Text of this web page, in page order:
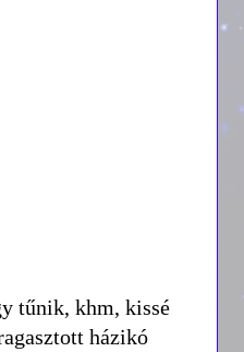
tűnik, khm, kissé
házikó